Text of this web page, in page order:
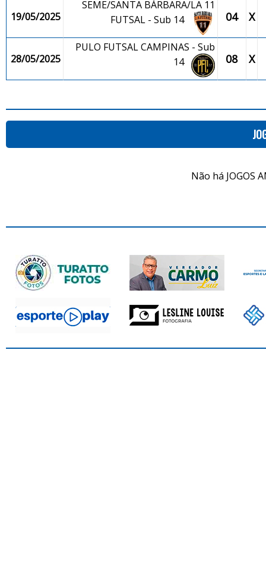
19/05/2025
SEME/SANTA BÁRBARA/LA 11
FUTSAL - Sub 14
04 X
28/05/2025
PULO FUTSAL CAMPINAS - Sub
14
08 X
Não há JOGOS